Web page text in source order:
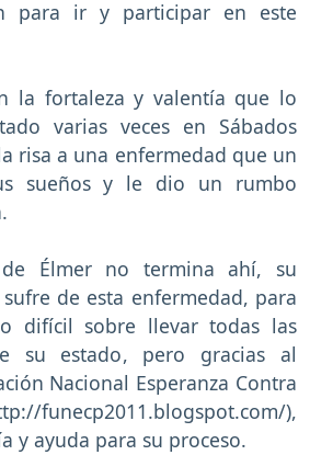
para ir y participar en este
la fortaleza y valentía que lo
varias veces en Sábados
risa a una enfermedad que un
sueños y le dio un rumbo
Élmer no termina ahí, su
de esta enfermedad, para
difícil sobre llevar todas las
su estado, pero gracias al
Nacional Esperanza Contra
funecp2011.blogspot.com/),
y ayuda para su proceso.